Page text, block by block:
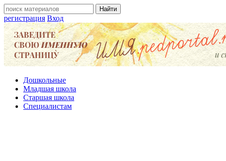
регистрация Вход
Дошкольные
Младшая школа
Старшая школа
Специалистам